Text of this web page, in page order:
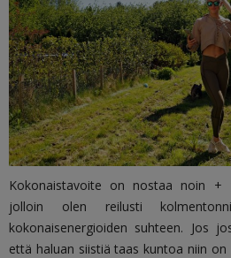
Kokonaistavoite on nostaa noin +
jolloin olen reilusti
kokonaisenergioiden suhteen. Jos
että haluan siistiä taas kuntoa niin